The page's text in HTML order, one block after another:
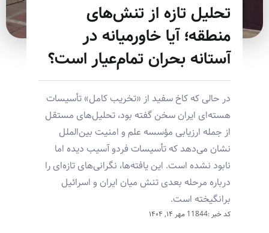
تحلیل تازه از تنش‌های
منطقه؛ آیا خاورمیانه در
آستانه بحران تمام‌عیار است؟
در حالی که کاخ سفید از «تخریب کامل» تأسیسات
هسته‌ای ایران سخن گفته بود، تحلیل‌های مستقل
از جمله ارزیابی مؤسسه علم و امنیت بین‌الملل
نشان می‌دهد که تأسیسات فردو آسیب دیده اما
نابود نشده است. این یافته‌ها، نگرانی‌های تازه‌ای را
درباره مرحله بعدی تنش میان ایران و اسرائیل
برانگیخته است.
کد خبر :11844 مهر ۱۴, ۱۴۰۴